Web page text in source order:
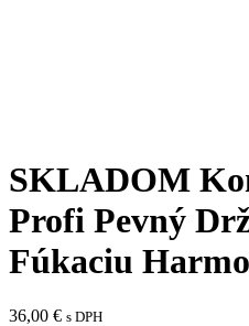
SKLADOM
Profi Pevný
Fúkaciu
36,00 € s DPH